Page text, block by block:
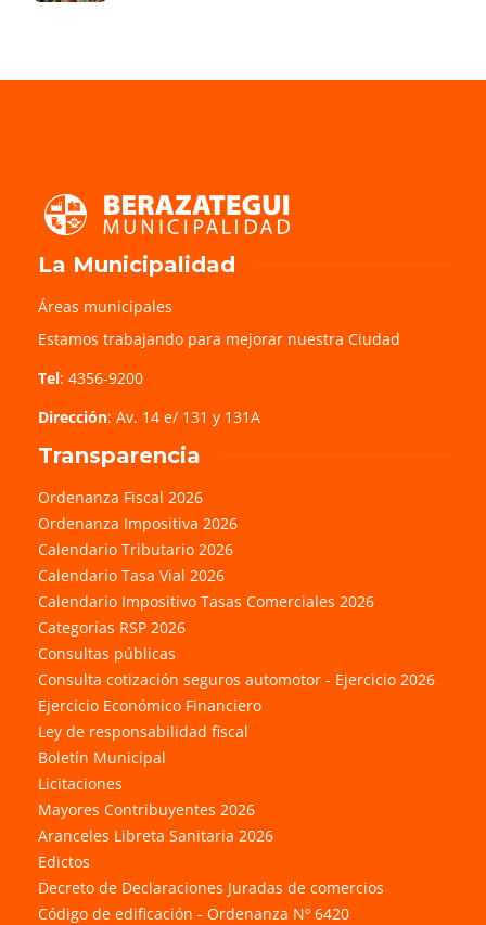
La Municipalidad
Áreas municipales
Estamos trabajando para mejorar nuestra Ciudad
Tel: 4356-9200
Dirección: Av. 14 e/ 131 y 131A
Transparencia
Ordenanza Fiscal 2026
Ordenanza Impositiva 2026
Calendario Tributario 2026
Calendario Tasa Vial 2026
Calendario Impositivo Tasas Comerciales 2026
Categorías RSP 2026
Consultas públicas
Consulta cotización seguros automotor - Ejercicio 2026
Ejercicio Económico Financiero
Ley de responsabilidad fiscal
Boletín Municipal
Licitaciones
Mayores Contribuyentes 2026
Aranceles Libreta Sanitaria 2026
Edictos
Decreto de Declaraciones Juradas de comercios
Código de edificación - Ordenanza Nº 6420